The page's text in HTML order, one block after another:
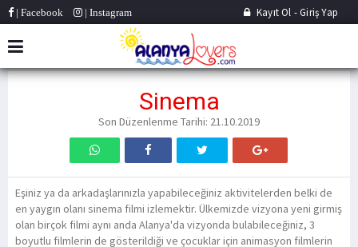
| Facebook | Instagram Kayıt Ol -Giriş Yap
Sinema
Son Düzenlenme Tarihi: 21.10.2019
Eşiniz ya da arkadaşlarınızla yapabileceğiniz aktivitelerden belki de
en yaygın olanı sinema filmi izlemektir. Ülkemizde vizyona yeni girmiş
olan birçok filmi aynı anda Alanya'da vizyonda bulabileceğiniz, 3
boyutlu filmlerin de gösterildiği ve çocuklar için animasyon filmlerin